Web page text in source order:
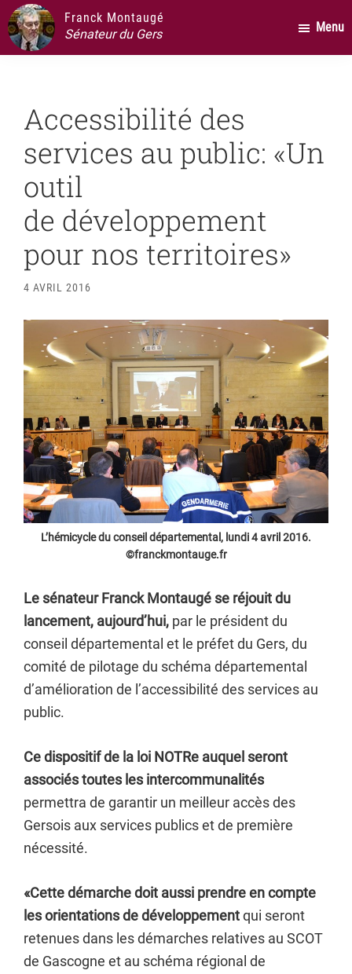
Passer
au
contenu
Passer
la
principale
Passer
au
pied
Franck Montaugé
Sénateur du Gers
Menu
Accessibilité des
services au public: «Un
outil
de développement
pour nos territoires»
4 AVRIL 2016
L’hémicycle du conseil départemental, lundi 4 avril 2016.
©franckmontauge.fr
Le sénateur Franck Montaugé se réjouit du
lancement, aujourd’hui, par le président du
conseil départemental et le préfet du Gers, du
comité de pilotage du schéma départemental
d’amélioration de l’accessibilité des services au
public.
Ce dispositif de la loi NOTRe auquel seront
associés toutes les intercommunalités
permettra de garantir un meilleur accès des
Gersois aux services publics et de première
nécessité.
«Cette démarche doit aussi prendre en compte
les orientations de développementqui seront
retenues dans les démarches relatives au SCOT
de Gascogne et au schéma régional de